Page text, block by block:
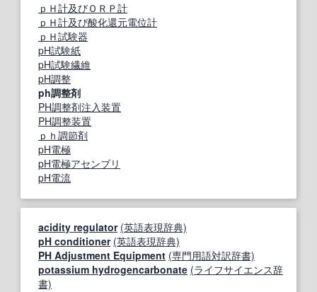
ｐＨ計及びＯＲＰ計
ｐＨ計及び酸化還元電位計
ｐＨ試験器
pH試験紙
pH試験繊維
pH調整
ph調整剤
PH調整剤注入装置
PH調整装置
ｐｈ調節剤
pH電極
pH電極アセンブリ
pH電流
acidity regulator (英語表現辞典)
pH conditioner (英語表現辞典)
PH Adjustment Equipment (専門用語対訳辞書)
potassium hydrogencarbonate (ライフサイエンス辞
書)